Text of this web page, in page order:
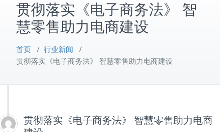
贯彻落实《电子商务法》 智
慧零售助力电商建设
首页 / 行业新闻 /
贯彻落实《电子商务法》 智慧零售助力电商建设
贯彻落实《电子商务法》 智慧零售助力电商